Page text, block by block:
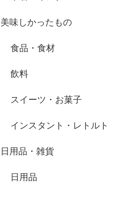
美味しかったもの
食品・食材
飲料
スイーツ・お菓子
インスタント・レトルト
日用品・雑貨
日用品